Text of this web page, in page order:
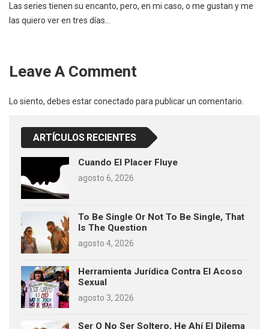
Las series tienen su encanto, pero, en mi caso, o me gustan y me
las quiero ver en tres días…
Leave A Comment
Lo siento, debes estarconectado para publicar un comentario.
ARTÍCULOS RECIENTES
Cuando El Placer Fluye
agosto 6, 2026
To Be Single Or Not To Be Single, That
Is The Question
agosto 4, 2026
Herramienta Jurídica Contra El Acoso
Sexual
agosto 3, 2026
Ser O No Ser Soltero, He Ahí El Dilema